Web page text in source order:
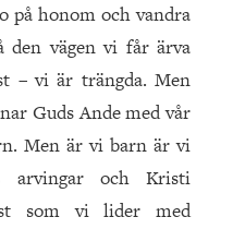
på honom och vandra
den vägen vi får ärva
– vi är trängda. Men
Guds Ande med vår
Men är vi barn är vi
arvingar och Kristi
som vi lider med